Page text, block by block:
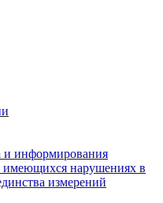
и информирования
имеющихся нарушениях в
измерений